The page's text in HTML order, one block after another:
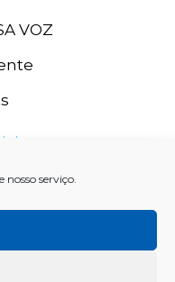
nosso serviço.
VOZ